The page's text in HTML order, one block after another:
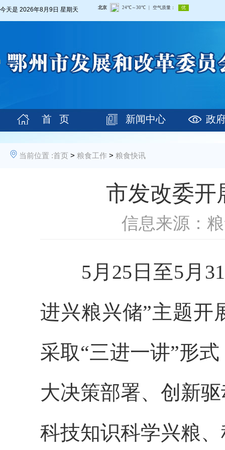
今天是 2026年8月9日 星期天
首 页 新闻中心 政
当前位置 :首页 > 粮食工作 > 粮食快讯
市发改委开
信息来源：
5月25日至5月31
进兴粮兴储”主题开
采取“三进一讲”形
大决策部署、创新
科技知识科学兴粮